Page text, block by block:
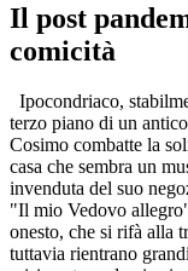
Il post
comicità
Ipocondriaco,
terzo piano di un
Cosimo combatte la
casa che sembra un
invenduta del suo
"Il mio Vedovo
onesto, che si rifà alla
tuttavia rientrano